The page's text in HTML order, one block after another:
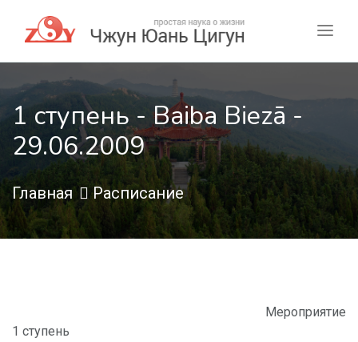
1 ступень - Baiba Biezā -
29.06.2009
Главная Расписание
Мероприятие
1 ступень